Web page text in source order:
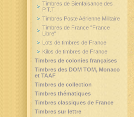
Timbres de Bienfaisance des
P.T.T.
Timbres Poste Aérienne Militaire
Timbres de France "France
Libre"
Lots de timbres de France
Kilos de timbres de France
Timbres de colonies françaises
Timbres des DOM TOM, Monaco
et TAAF
Timbres de collection
Timbres thématiques
Timbres classiques de France
Timbres sur lettre